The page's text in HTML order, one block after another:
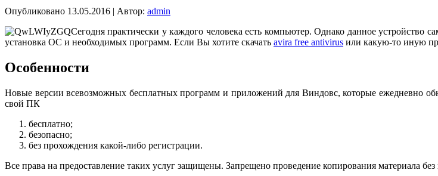
Опубликовано 13.05.2016 | Автор: admin
Сегодня практически у каждого человека есть компьютер. Однако данное устройство
установка ОС и необходимых программ. Если Вы хотите скачать avira free antivirus или какую-то иную
Особенности
Новые версии всевозможных бесплатных программ и приложений для Виндовс, которые ежедневно
свой ПК
бесплатно;
безопасно;
без прохождения какой-либо регистрации.
Все права на предоставление таких услуг защищены. Запрещено проведение копирования материала